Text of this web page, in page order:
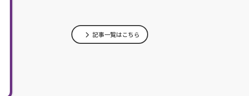
記事一覧はこちら